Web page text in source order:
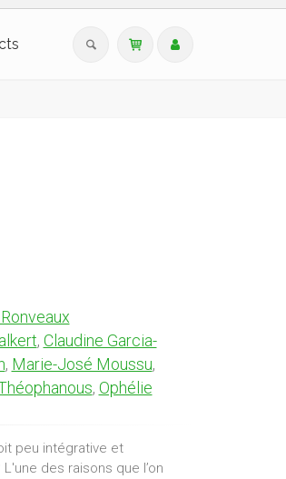
, Claudine Garcia-
, Marie-José Moussu,
, Ophélie
peu intégrative et
des raisons que l’on